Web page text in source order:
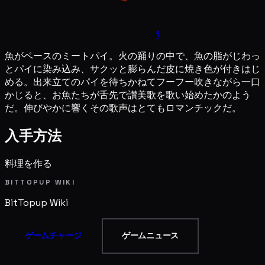
1
魚がベースのミートパイ。火の踊りの中で、魚の脂がじわっ
とパイに染み込み、サクッと膨らんだ皮に焼き色が付きはじ
める。出来立てのパイを待ちかねてフーフー吹きながら一口
かじると、お魚たちが舌先で讃美歌を歌い始めたかのよう
だ。伸びやかに響くその歌声はとてもロマンチックだ。
入手方法
料理を作る
BITTOPUP WIKI
BitTopup Wiki
ゲームチャージ ゲームニュース